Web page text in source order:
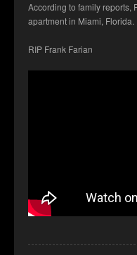
According to family reports,
apartment in Miami, Florida.
RIP Frank Farian